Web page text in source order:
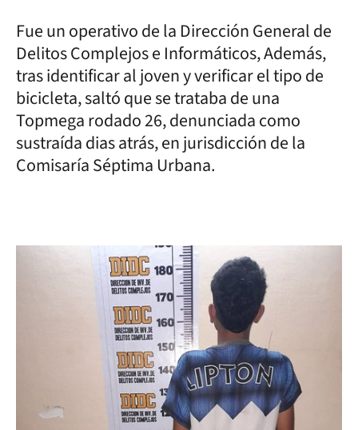
Fue un operativo de la Dirección General de
Delitos Complejos e Informáticos, Además,
tras identificar al joven y verificar el tipo de
bicicleta, saltó que se trataba de una
Topmega rodado 26, denunciada como
sustraída dias atrás, en jurisdicción de la
Comisaría Séptima Urbana.